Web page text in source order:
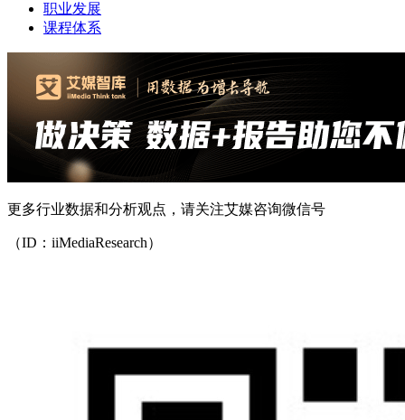
职业发展
课程体系
更多行业数据和分析观点，请关注艾媒咨询微信号
（ID：iiMediaResearch）